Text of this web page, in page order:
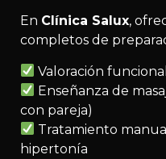
En Clínica Salux,
completos de
Valoración
Enseñanza de
con pareja)
Tratamiento
hipertonía